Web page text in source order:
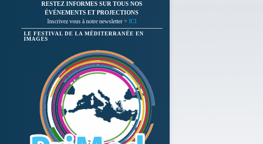
RESTEZ INFORMES SUR TOUS NOS
ÉVÉNEMENTS ET PROJECTIONS
Inscrivez vous à notre newsletter > ICI
LE FESTIVAL DE LA MÉDITERRANÉE EN
IMAGES